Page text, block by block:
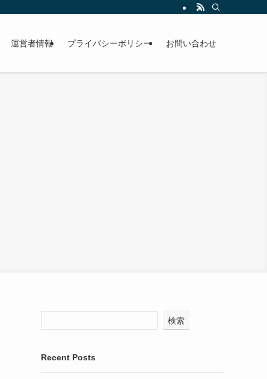
運営者情報 プライバシーポリシー お問い合わせ
検索
Recent Posts